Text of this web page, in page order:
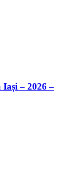
Iași – 2026 –